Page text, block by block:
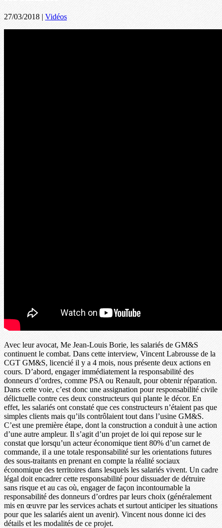
27/03/2018 | Vidéos
Avec leur avocat, Me Jean-Louis Borie, les salariés de GM&S
continuent le combat. Dans cette interview, Vincent Labrousse de la
CGT GM&S, licencié il y a 4 mois, nous présente deux actions en
cours. D’abord, engager immédiatement la responsabilité des
donneurs d’ordres, comme PSA ou Renault, pour obtenir réparation.
Dans cette voie, c’est donc une assignation pour responsabilité civile
délictuelle contre ces deux constructeurs qui plante le décor. En
effet, les salariés ont constaté que ces constructeurs n’étaient pas que
simples clients mais qu’ils contrôlaient tout dans l’usine GM&S.
C’est une première étape, dont la construction a conduit à une action
d’une autre ampleur. Il s’agit d’un projet de loi qui repose sur le
constat que lorsqu’un acteur économique tient 80% d’un carnet de
commande, il a une totale responsabilité sur les orientations futures
des sous-traitants en prenant en compte la réalité sociaux
économique des territoires dans lesquels les salariés vivent. Un cadre
légal doit encadrer cette responsabilité pour dissuader de détruire
sans risque et au cas où, engager de façon incontournable la
responsabilité des donneurs d’ordres par leurs choix (généralement
mis en œuvre par les services achats et surtout anticiper les situations
pour que les salariés aient un avenir). Vincent nous donne ici des
détails et les modalités de ce projet.